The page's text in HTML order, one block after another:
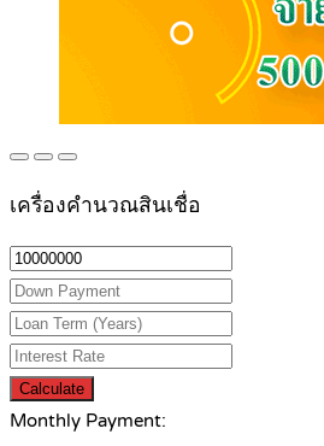
เครื่องคำนวณสินเชื่อ
Calculate
Monthly Payment: